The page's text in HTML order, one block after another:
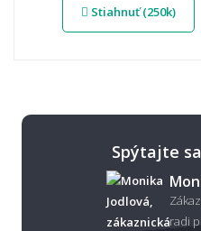
Stiahnuť (250k)
Spýtajte
radi